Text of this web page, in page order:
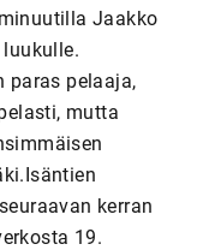
Jaakko
paras pelaaja,
mutta
kerran
19.